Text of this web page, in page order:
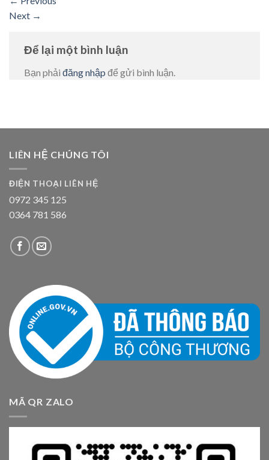
Next →
Để lại một bình luận
Bạn phải đăng nhập để gửi bình luận.
LIÊN HỆ CHÚNG TÔI
ĐIỆN THOẠI LIÊN HỆ
0972 345 125
0364 781 586
MÃ QR ZALO